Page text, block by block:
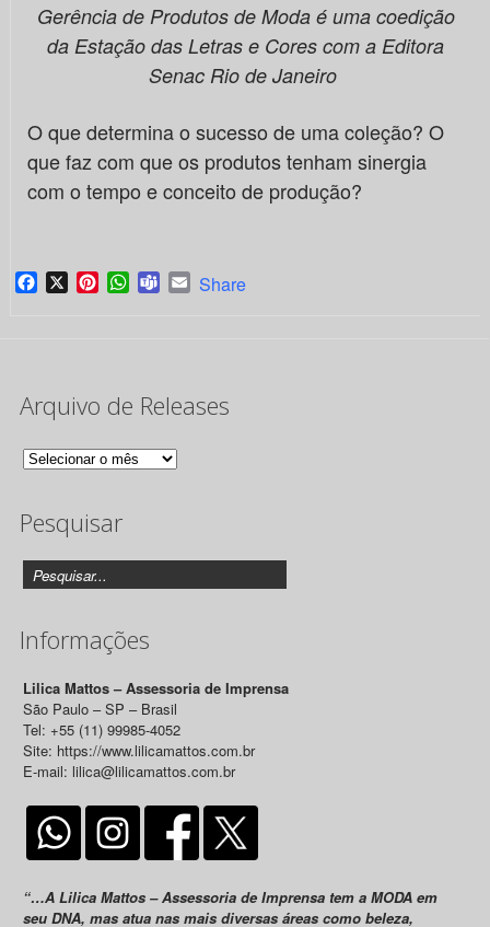
Gerência de Produtos de Moda é uma coedição
da Estação das Letras e Cores com a Editora
Senac Rio de Janeiro
O que determina o sucesso de uma coleção? O
que faz com que os produtos tenham sinergia
com o tempo e conceito de produção?
Facebook
X PinterestWhatsApp
TeamsEmail
Share
Arquivo de Releases
Arquivo
Releases
Pesquisar
Informações
Lilica Mattos – Assessoria de Imprensa
São Paulo – SP – Brasil
Tel: +55 (11) 99985-4052
Site: https://www.lilicamattos.com.br
E-mail: lilica@lilicamattos.com.br
“…A Lilica Mattos – Assessoria de Imprensa tem a MODA em
seu DNA, mas atua nas mais diversas áreas como beleza,